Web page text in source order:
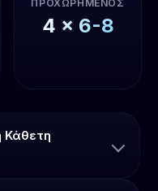
ΠΡΟΧΩΡΗΜΈΝΟΣ
4 x 6-8
Κάθετη